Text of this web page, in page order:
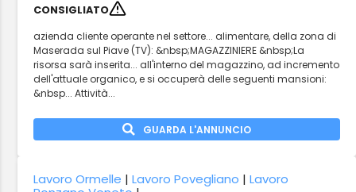
CONSIGLIATO
azienda cliente operante nel settore... alimentare, della zona di
Maserada sul Piave (TV): &nbsp;MAGAZZINIERE &nbsp;La
risorsa sarà inserita... all'interno del magazzino, ad incremento
dell'attuale organico, e si occuperà delle seguenti mansioni:
&nbsp... Attività...
GUARDA L'ANNUNCIO
Lavoro Ormelle |Lavoro Povegliano |Lavoro